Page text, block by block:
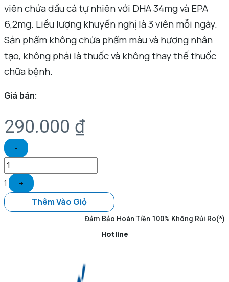
viên chứa dầu cá tự nhiên với DHA 34mg và EPA
6,2mg. Liều lượng khuyến nghị là 3 viên mỗi ngày.
Sản phẩm không chứa phẩm màu và hương nhân
tạo, không phải là thuốc và không thay thế thuốc
chữa bệnh.
Giá bán:
290.000 ₫
-
1
+
Thêm Vào Giỏ
Đảm Bảo Hoàn Tiền 100% Không Rủi Ro(*)
Hotline